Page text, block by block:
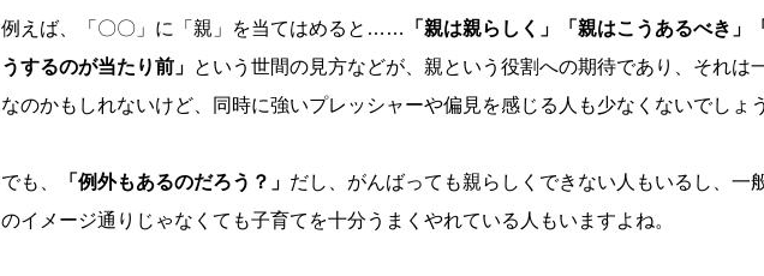
例えば、「〇〇」に「親」を当てはめると……
「親は親らしく」「親はこうあるべき」
うするのが当たり前」 という世間の見方などが、親という役割への期待であり、それは
なのかもしれないけど、同時に強いプレッシャーや偏見を感じる人も少なくないでしょう
でも、 「例外もあるのだろう？」 だし、がんばっても親らしくできない人もいるし、一
のイメージ通りじゃなくても子育てを十分うまくやれている人もいますよね。